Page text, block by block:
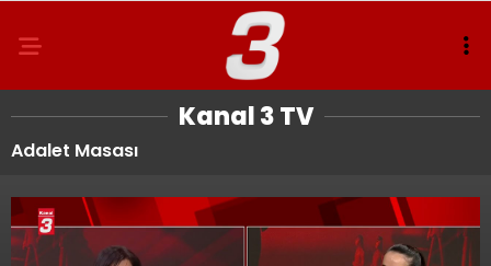
Kanal 3 TV
Adalet Masası